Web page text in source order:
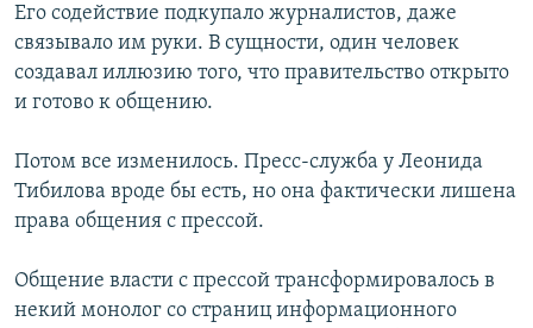
Его содействие подкупало журналистов, даже
связывало им руки. В сущности, один человек
создавал иллюзию того, что правительство открыто
и готово к общению.
Потом все изменилось. Пресс-служба у Леонида
Тибилова вроде бы есть, но она фактически лишена
права общения с прессой.
Общение власти с прессой трансформировалось в
некий монолог со страниц информационного